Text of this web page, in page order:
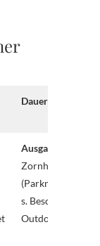
Dauer:
Ausgangspunkt:
Zornheim
s. Beschreibung
Outdooractive)